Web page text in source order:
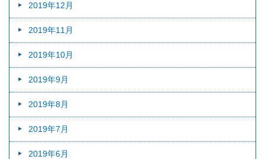
2019年12月
2019年11月
2019年10月
2019年9月
2019年8月
2019年7月
2019年6月